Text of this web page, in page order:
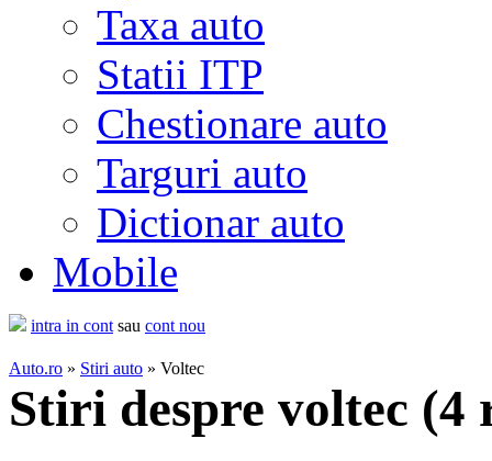
Taxa auto
Statii ITP
Chestionare auto
Targuri auto
Dictionar auto
Mobile
intra in cont sau cont nou
Auto.ro » Stiri auto » Voltec
Stiri despre voltec (4